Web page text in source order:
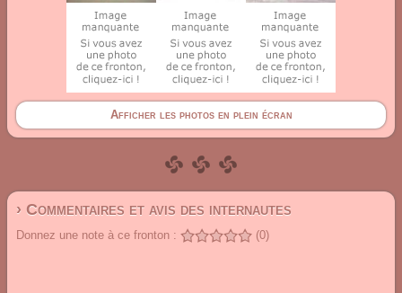
Afficher les photos en plein écran
› Commentaires et avis des internautes
Donnez une note à ce fronton : (0)